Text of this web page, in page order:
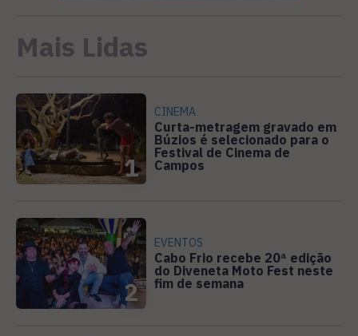
Mais Lidas
1
CINEMA
Curta-metragem gravado em
Búzios é selecionado para o
Festival de Cinema de
Campos
2
EVENTOS
Cabo Frio recebe 20ª edição
do Diveneta Moto Fest neste
fim de semana